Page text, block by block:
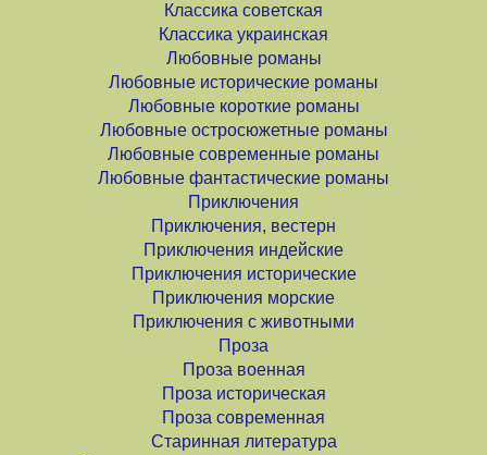
Классика советская
Классика украинская
Любовные романы
Любовные исторические романы
Любовные короткие романы
Любовные остросюжетные романы
Любовные современные романы
Любовные фантастические романы
Приключения
Приключения, вестерн
Приключения индейские
Приключения исторические
Приключения морские
Приключения с животными
Проза
Проза военная
Проза историческая
Проза современная
Старинная литература